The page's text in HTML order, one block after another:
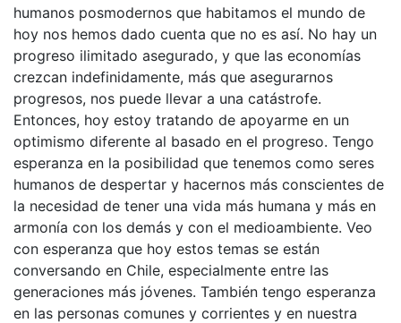
humanos posmodernos que habitamos el mundo de
hoy nos hemos dado cuenta que no es así. No hay un
progreso ilimitado asegurado, y que las economías
crezcan indefinidamente, más que asegurarnos
progresos, nos puede llevar a una catástrofe.
Entonces, hoy estoy tratando de apoyarme en un
optimismo diferente al basado en el progreso. Tengo
esperanza en la posibilidad que tenemos como seres
humanos de despertar y hacernos más conscientes de
la necesidad de tener una vida más humana y más en
armonía con los demás y con el medioambiente. Veo
con esperanza que hoy estos temas se están
conversando en Chile, especialmente entre las
generaciones más jóvenes. También tengo esperanza
en las personas comunes y corrientes y en nuestra